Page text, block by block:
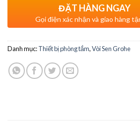
ĐẶT HÀNG NGAY
Gọi điện xác nhận và giao hàng
Danh mục:Thiết bị phòng tắm,Vòi Sen Grohe